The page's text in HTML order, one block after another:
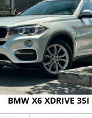
BMW X6 XDRIVE 35I